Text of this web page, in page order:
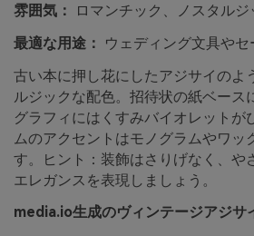
雰囲気：
ロマンチック、ノスタル
最適な用途：
ウェディング文具やセ
古い本に押し花にしたアジサイのよ
ルジックな配色。招待状の紙ベース
グラフィにはくすみバイオレットが
ムのアクセントはモノグラムやワッ
す。ヒント：装飾はさりげなく、や
エレガンスを表現しましょう。
media.io生成のヴィンテージアジサ